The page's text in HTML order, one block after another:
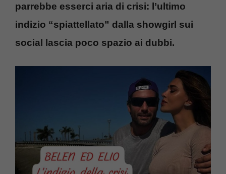
parrebbe esserci aria di crisi: l’ultimo
indizio “spiattellato” dalla showgirl sui
social lascia poco spazio ai dubbi.